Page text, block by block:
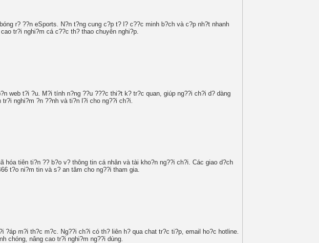
r? ??n eSports. N?n t?ng cung c?p t? l? c??c minh b?ch và c?p nh?t nhanh
tr?i nghi?m cá c??c th? thao chuyên nghi?p.
web t?i ?u. M?i tính n?ng ??u ???c thi?t k? tr?c quan, giúp ng??i ch?i d? dàng
nghi?m ?n ??nh và ti?n l?i cho ng??i ch?i.
hóa tiên ti?n ?? b?o v? thông tin cá nhân và tài kho?n ng??i ch?i. Các giao d?ch
t?o ni?m tin và s? an tâm cho ng??i tham gia.
m?i th?c m?c. Ng??i ch?i có th? liên h? qua chat tr?c ti?p, email ho?c hotline.
chóng, nâng cao tr?i nghi?m ng??i dùng.